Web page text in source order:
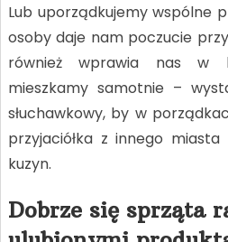
Lub uporządkujemy wspólne
osoby daje nam poczucie
również wprawia nas w
mieszkamy samotnie –
słuchawkowy, by w
przyjaciółka z innego miasta
kuzyn.
Dobrze się sprząta